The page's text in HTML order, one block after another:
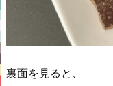
裏面を見ると、